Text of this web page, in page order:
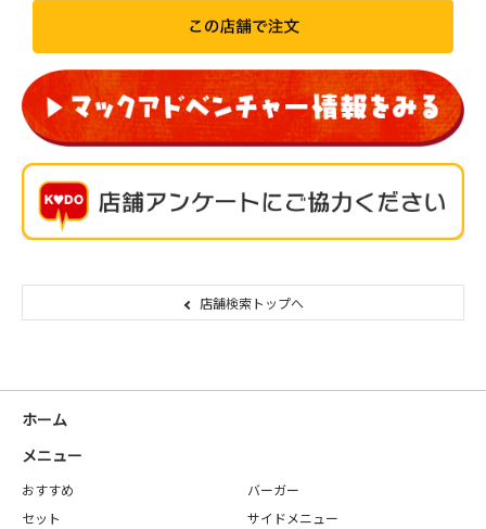
店舗検索トップへ
ホーム
メニュー
おすすめ
バーガー
セット
サイドメニュー